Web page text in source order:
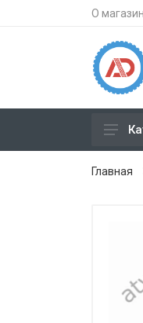
О
Литые
Главная